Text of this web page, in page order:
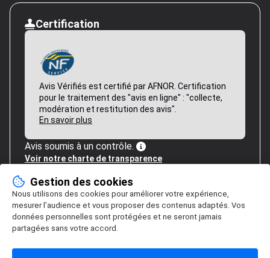
Certification
Avis Vérifiés est certifié par AFNOR. Certification
pour le traitement des "avis en ligne" : "collecte,
modération et restitution des avis".
En savoir plus
Avis soumis à un contrôle.
Voir notre charte de transparence
Gestion des cookies
Nous utilisons des cookies pour améliorer votre expérience,
mesurer l’audience et vous proposer des contenus adaptés. Vos
données personnelles sont protégées et ne seront jamais
partagées sans votre accord.